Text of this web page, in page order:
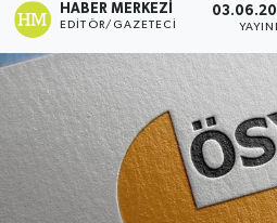
HABER MERKEZI
EDITÖR/GAZETECI
Lider Haber TV Canlı